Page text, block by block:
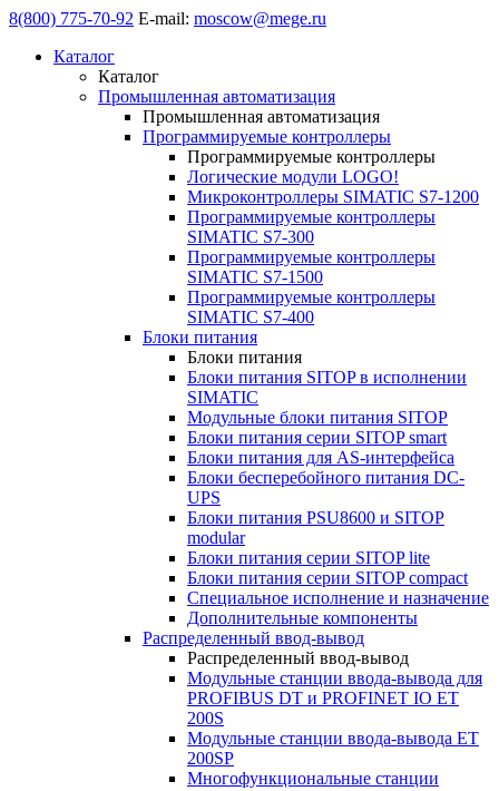
8(800) 775-70-92 E-mail: moscow@mege.ru
Каталог
Каталог
Промышленная автоматизация
Промышленная автоматизация
Программируемые контроллеры
Программируемые контроллеры
Логические модули LOGO!
Микроконтроллеры SIMATIC S7-1200
Программируемые контроллеры
SIMATIC S7-300
Программируемые контроллеры
SIMATIC S7-1500
Программируемые контроллеры
SIMATIC S7-400
Блоки питания
Блоки питания
Блоки питания SITOP в исполнении
SIMATIC
Модульные блоки питания SITOP
Блоки питания серии SITOP smart
Блоки питания для AS-интерфейса
Блоки бесперебойного питания DC-
UPS
Блоки питания PSU8600 и SITOP
modular
Блоки питания серии SITOP lite
Блоки питания серии SITOP compact
Специальное исполнение и назначение
Дополнительные компоненты
Распределенный ввод-вывод
Распределенный ввод-вывод
Модульные станции ввода-вывода для
PROFIBUS DT и PROFINET IO ET
200S
Модульные станции ввода-вывода ET
200SP
Многофункциональные станции